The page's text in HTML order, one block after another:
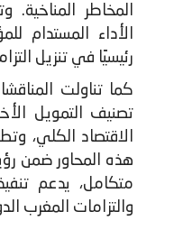
المخاطر
الأداء المستدام
رئيسيًا في تنزيل
كما تناولت
تصنيف التمويل
الاقتصاد الكلي،
هذه المحاور ضمن
متكامل، يدعم
والتزامات المغرب